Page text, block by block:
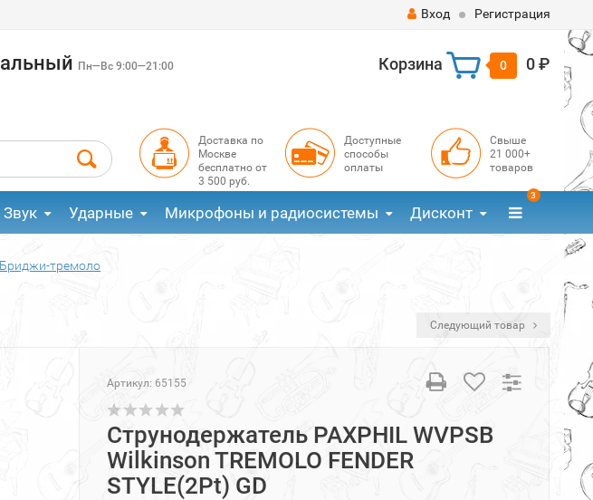
Вход Регистрация
Пн—Вс 9:00—21:00 Корзина 0 0 ₽
Доставка по
Москве
бесплатно от
3 500 руб.
Доступные
способы
оплаты
Свыше
21 000+
товаров
Звук Ударные Микрофоны и радиосистемы Дисконт
3
Бриджи-тремоло
Следующий товар
Артикул: 65155
Струнодержатель PAXPHIL WVPSB
Wilkinson TREMOLO FENDER
STYLE(2Pt) GD